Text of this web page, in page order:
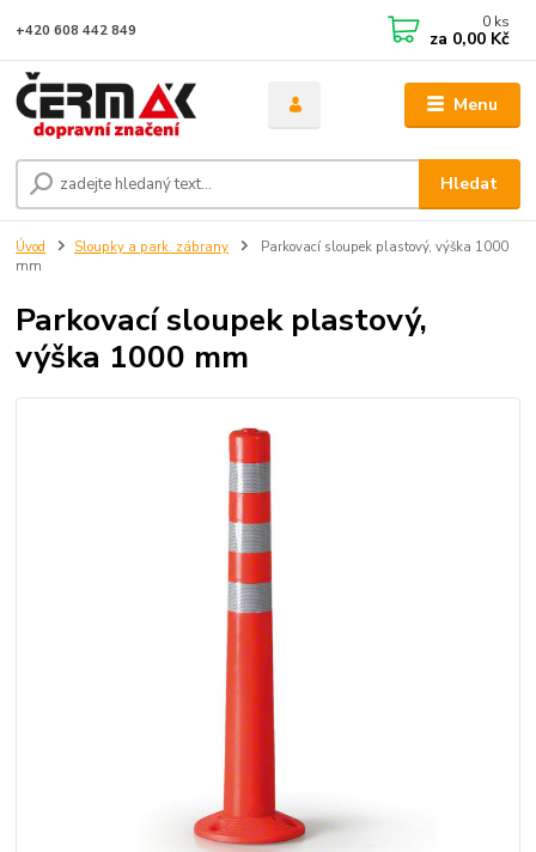
Menu
Hledat
+420 608 442 849 0 ks
za 0,00 Kč
Úvod Sloupky a park. zábrany
Parkovací sloupek plastový, výška 1000
mm
Parkovací sloupek plastový,
výška 1000 mm